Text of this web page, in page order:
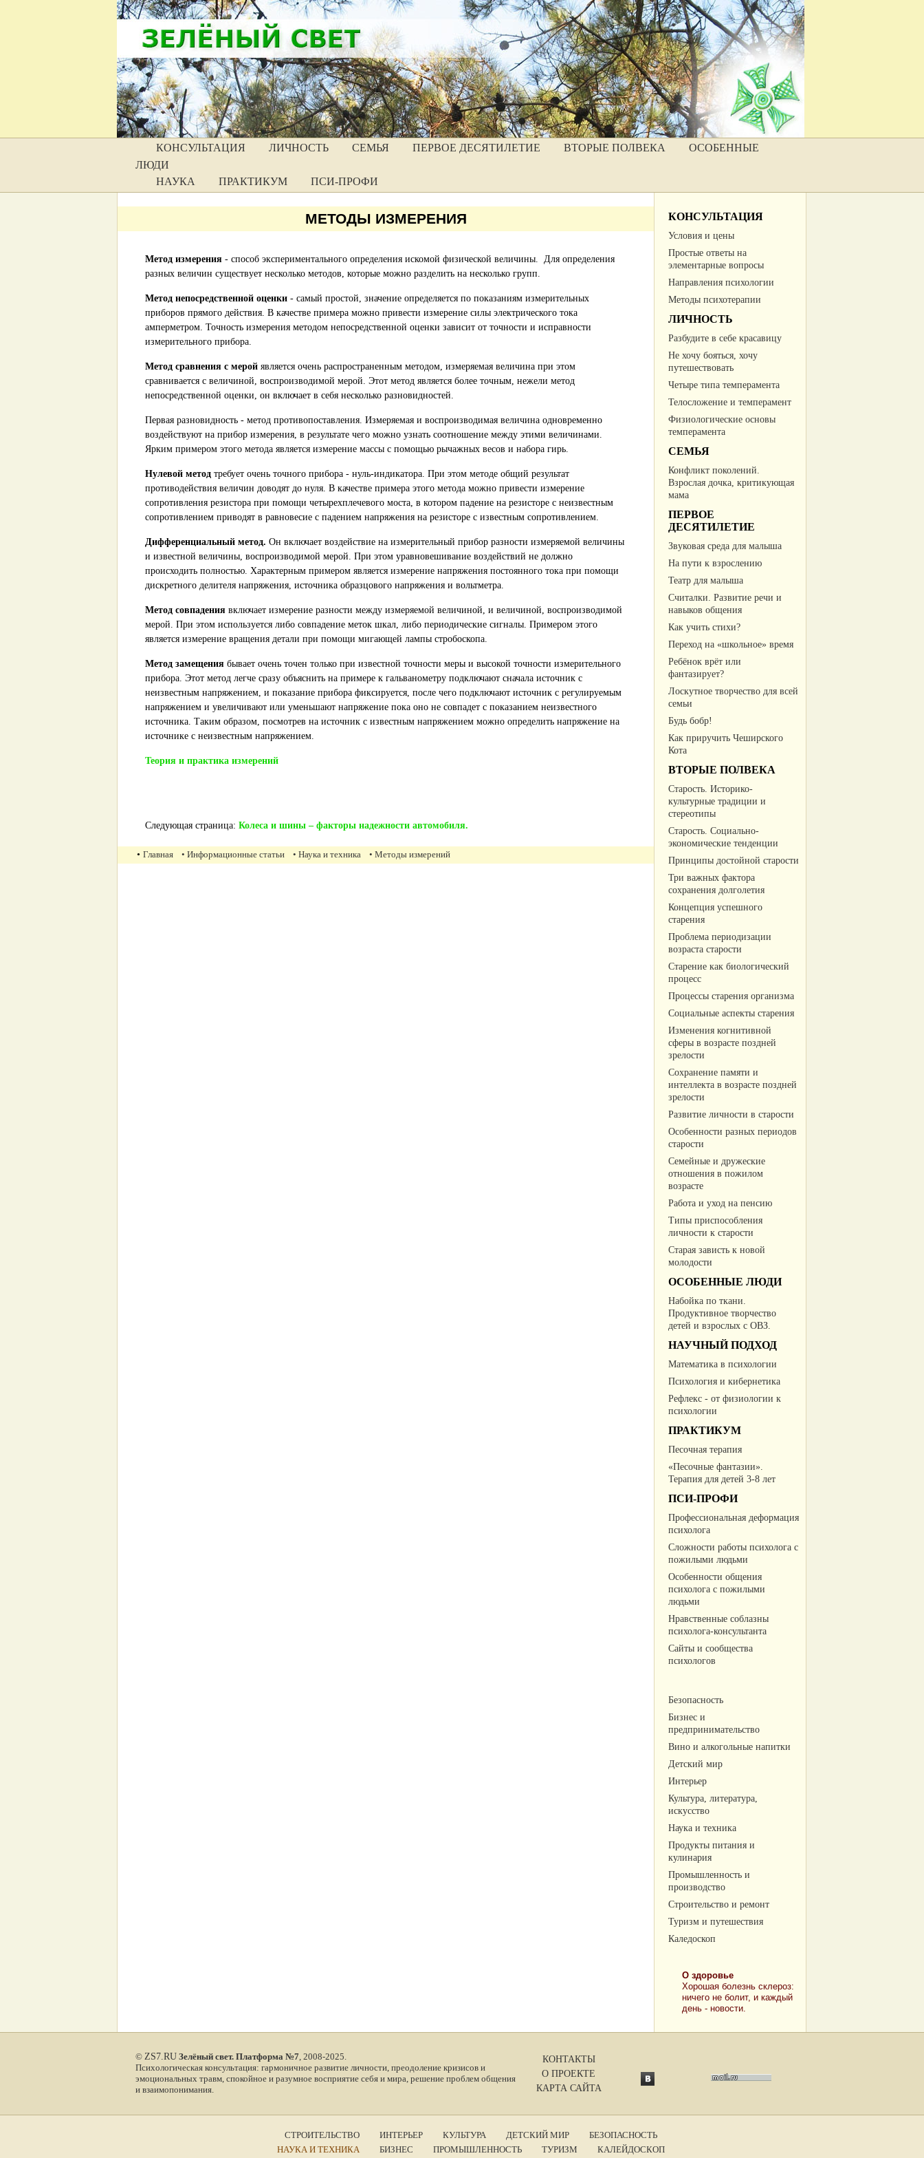
КОНСУЛЬТАЦИЯ ЛИЧНОСТЬ СЕМЬЯ ПЕРВОЕ ДЕСЯТИЛЕТИЕ ВТОРЫЕ ПОЛВЕКА
ОСОБЕННЫЕ
ЛЮДИ
НАУКА
ПРАКТИКУМ ПСИ-ПРОФИ
МЕТОДЫ ИЗМЕРЕНИЯ
Метод измерения - способ экспериментального определения искомой физической величины. Для определения
разных величин существует несколько методов, которые можно разделить на несколько групп.
Метод непосредственной оценки - самый простой, значение определяется по показаниям измерительных
приборов прямого действия. В качестве примера можно привести измерение силы электрического тока
амперметром. Точность измерения методом непосредственной оценки зависит от точности и исправности
измерительного прибора.
Метод сравнения с мерой является очень распространенным методом, измеряемая величина при этом
сравнивается с величиной, воспроизводимой мерой. Этот метод является более точным, нежели метод
непосредственной оценки, он включает в себя несколько разновидностей.
Первая разновидность - метод противопоставления. Измеряемая и воспроизводимая величина одновременно
воздействуют на прибор измерения, в результате чего можно узнать соотношение между этими величинами.
Ярким примером этого метода является измерение массы с помощью рычажных весов и набора гирь.
Нулевой метод требует очень точного прибора - нуль-индикатора. При этом методе общий результат
противодействия величин доводят до нуля. В качестве примера этого метода можно привести измерение
сопротивления резистора при помощи четырехплечевого моста, в котором падение на резисторе с неизвестным
сопротивлением приводят в равновесие с падением напряжения на резисторе с известным сопротивлением.
Дифференциальный метод. Он включает воздействие на измерительный прибор разности измеряемой величины
и известной величины, воспроизводимой мерой. При этом уравновешивание воздействий не должно
происходить полностью. Характерным примером является измерение напряжения постоянного тока при помощи
дискретного делителя напряжения, источника образцового напряжения и вольтметра.
Метод совпадения включает измерение разности между измеряемой величиной, и величиной, воспроизводимой
мерой. При этом используется либо совпадение меток шкал, либо периодические сигналы. Примером этого
является измерение вращения детали при помощи мигающей лампы стробоскопа.
Метод замещения бывает очень точен только при известной точности меры и высокой точности измерительного
прибора. Этот метод легче сразу объяснить на примере к гальванометру подключают сначала источник с
неизвестным напряжением, и показание прибора фиксируется, после чего подключают источник с регулируемым
напряжением и увеличивают или уменьшают напряжение пока оно не совпадет с показанием неизвестного
источника. Таким образом, посмотрев на источник с известным напряжением можно определить напряжение на
источнике с неизвестным напряжением.
Теория и практика измерений
Следующая страница: Колеса и шины – факторы надежности автомобиля.
• Главная • Информационные статьи • Наука и техника • Методы измерений
КОНСУЛЬТАЦИЯ
Условия и цены
Простые ответы на
элементарные вопросы
Направления психологии
Методы психотерапии
ЛИЧНОСТЬ
Разбудите в себе красавицу
Не хочу бояться, хочу
путешествовать
Четыре типа темперамента
Телосложение и темперамент
Физиологические основы
темперамента
СЕМЬЯ
Конфликт поколений.
Взрослая дочка, критикующая
мама
ПЕРВОЕ
ДЕСЯТИЛЕТИЕ
Звуковая среда для малыша
На пути к взрослению
Театр для малыша
Считалки. Развитие речи и
навыков общения
Как учить стихи?
Переход на «школьное» время
Ребёнок врёт или
фантазирует?
Лоскутное творчество для всей
семьи
Будь бобр!
Как приручить Чеширского
Кота
ВТОРЫЕ ПОЛВЕКА
Старость. Историко-
культурные традиции и
стереотипы
Старость. Социально-
экономические тенденции
Принципы достойной старости
Три важных фактора
сохранения долголетия
Концепция успешного
старения
Проблема периодизации
возраста старости
Старение как биологический
процесс
Процессы старения организма
Социальные аспекты старения
Изменения когнитивной
сферы в возрасте поздней
зрелости
Сохранение памяти и
интеллекта в возрасте поздней
зрелости
Развитие личности в старости
Особенности разных периодов
старости
Семейные и дружеские
отношения в пожилом
возрасте
Работа и уход на пенсию
Типы приспособления
личности к старости
Cтарая зависть к новой
молодости
ОСОБЕННЫЕ ЛЮДИ
Набойка по ткани.
Продуктивное творчество
детей и взрослых с ОВЗ.
НАУЧНЫЙ ПОДХОД
Математика в психологии
Психология и кибернетика
Рефлекс - от физиологии к
психологии
ПРАКТИКУМ
Песочная терапия
«Песочные фантазии».
Терапия для детей 3-8 лет
ПСИ-ПРОФИ
Профессиональная деформация
психолога
Сложности работы психолога с
пожилыми людьми
Особенности общения
психолога с пожилыми
людьми
Нравственные соблазны
психолога-консультанта
Сайты и сообщества
психологов
Безопасность
Бизнес и
предпринимательство
Вино и алкогольные напитки
Детский мир
Интерьер
Культура, литература,
искусство
Наука и техника
Продукты питания и
кулинария
Промышленность и
производство
Строительство и ремонт
Туризм и путешествия
Каледоскоп
О здоровье
Хорошая болезнь склероз:
ничего не болит, и каждый
день - новости.
© ZS7.RU Зелёный свет. Платформа №7, 2008-2025.
Психологическая консультация: гармоничное развитие личности, преодоление кризисов и
эмоциональных травм, спокойное и разумное восприятие себя и мира, решение проблем общения
и взаимопонимания.
КОНТАКТЫ
О ПРОЕКТЕ
КАРТА САЙТА
СТРОИТЕЛЬСТВО ИНТЕРЬЕР КУЛЬТУРА ДЕТСКИЙ МИР
БЕЗОПАСНОСТЬ
НАУКА И ТЕХНИКА
БИЗНЕС ПРОМЫШЛЕННОСТЬ ТУРИЗМ КАЛЕЙДОСКОП